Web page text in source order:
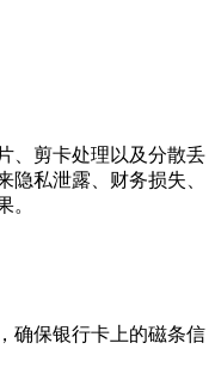
、剪卡处理以及分散丢
隐私泄露、财务损失、
。
确保银行卡上的磁条信